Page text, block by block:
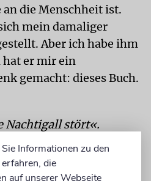
die Menschheit ist.
mein damaliger
Aber ich habe ihm
er mir ein
gemacht: dieses Buch.
Nachtigall stört«.
464 S., 20 €
Informationen zu den
die
auf unserer Webseite